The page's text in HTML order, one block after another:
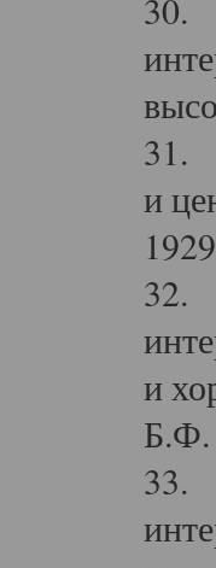
30.
31.
и
32.
и
Б.Ф.
33.